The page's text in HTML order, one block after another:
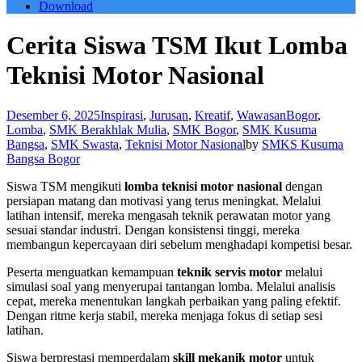
Download
Cerita Siswa TSM Ikut Lomba
Teknisi Motor Nasional
Desember 6, 2025Inspirasi, Jurusan, Kreatif, WawasanBogor,
Lomba, SMK Berakhlak Mulia, SMK Bogor, SMK Kusuma
Bangsa, SMK Swasta, Teknisi Motor Nasionalby SMKS Kusuma
Bangsa Bogor
Siswa TSM mengikuti lomba teknisi motor nasional dengan
persiapan matang dan motivasi yang terus meningkat. Melalui
latihan intensif, mereka mengasah teknik perawatan motor yang
sesuai standar industri. Dengan konsistensi tinggi, mereka
membangun kepercayaan diri sebelum menghadapi kompetisi besar.
Peserta menguatkan kemampuan teknik servis motor melalui
simulasi soal yang menyerupai tantangan lomba. Melalui analisis
cepat, mereka menentukan langkah perbaikan yang paling efektif.
Dengan ritme kerja stabil, mereka menjaga fokus di setiap sesi
latihan.
Siswa berprestasi memperdalam skill mekanik motor untuk